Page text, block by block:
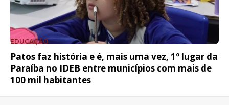
EDUCAÇÃO
Patos faz história e é, mais uma vez, 1º lugar da
Paraíba no IDEB entre municípios com mais de
100 mil habitantes